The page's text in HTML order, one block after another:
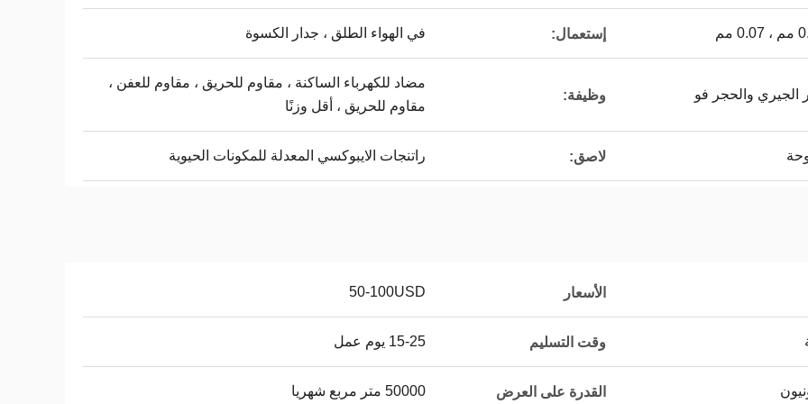
إستعمال: في الهواء الطلق ، جدار الكسوة
الجيري والحجر فو وظيفة:
مضاد للكهرباء الساكنة ، مقاوم للحريق ، مقاوم للعفن ،
مقاوم للحريق ، أقل وزنًا
لاصق: راتنجات الايبوكسي المعدلة للمكونات الحيوية
الأسعار 50-100USD
وقت التسليم 15-25 يوم عمل
القدرة على العرض 50000 متر مربع شهريا